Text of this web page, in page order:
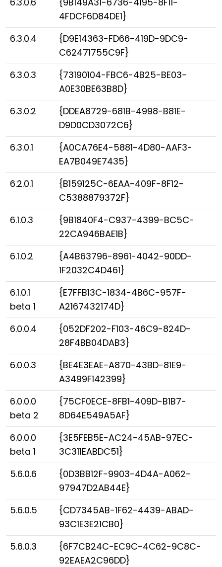
4FDCF6D84DE1}
6.3.0.4
{D9E14363-FD66-419D-9DC9-
C62471755C9F}
6.3.0.3
{73190104-FBC6-4B25-BE03-
A0E30BE63B8D}
6.3.0.2
{DDEA8729-681B-4998-B81E-
D9D0CD3072C6}
6.3.0.1
{A0CA76E4-5881-4D80-AAF3-
EA7B049E7435}
6.2.0.1
{B159125C-6EAA-409F-8F12-
C5388879372F}
6.1.0.3
{9B1840F4-C937-4399-BC5C-
22CA946BAE1B}
6.1.0.2
{A4B63796-8961-4042-90DD-
1F2032C4D461}
6.1.0.1
beta 1
{E7FFB13C-1834-4B6C-957F-
A2167432174D}
6.0.0.4
{052DF202-F103-46C9-824D-
28F4BB04DAB3}
6.0.0.3
{BE4E3EAE-A870-43BD-81E9-
A3499F142399}
6.0.0.0
beta 2
{75CF0ECE-8FB1-409D-B1B7-
8D64E549A5AF}
6.0.0.0
beta 1
{3E5FEB5E-AC24-45AB-97EC-
3C311EABDC51}
5.6.0.6
{0D3BB12F-9903-4D4A-A062-
97947D2AB44E}
5.6.0.5
{CD7345AB-1F62-4439-ABAD-
93C1E3E21CB0}
5.6.0.3
{6F7CB24C-EC9C-4C62-9C8C-
92EAEA2C96DD}